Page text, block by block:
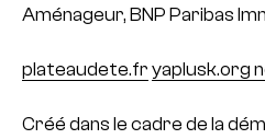
Aménageur, BNP Paribas
plateaudete.fr yaplusk.org n
Créé dans le cadre de la